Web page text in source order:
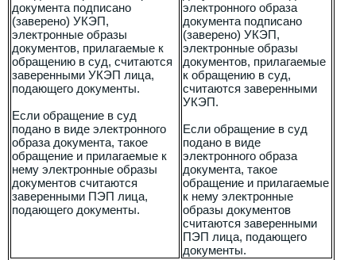
документа подписано
(заверено) УКЭП,
электронные образы
документов, прилагаемые к
обращению в суд, считаются
заверенными УКЭП лица,
подающего документы.
Если обращение в суд
подано в виде электронного
образа документа, такое
обращение и прилагаемые к
нему электронные образы
документов считаются
заверенными ПЭП лица,
подающего документы.
электронного образа
документа подписано
(заверено) УКЭП,
электронные образы
документов, прилагаемые
к обращению в суд,
считаются заверенными
УКЭП.
Если обращение в суд
подано в виде
электронного образа
документа, такое
обращение и прилагаемые
к нему электронные
образы документов
считаются заверенными
ПЭП лица, подающего
документы.